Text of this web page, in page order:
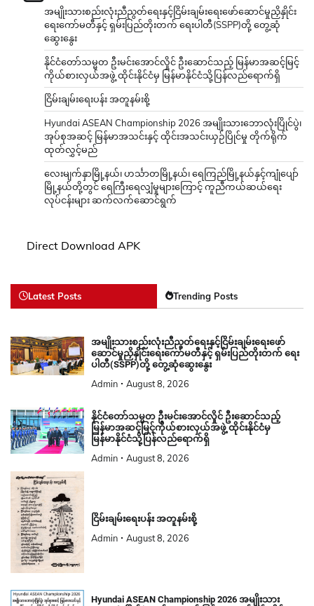
အမျိုးသားစည်းလုံးညီညွတ်ရေးနှင့်ငြိမ်းချမ်းရေးဖော်ဆောင်မှုညှိနှိုင်း
ရေးကော်မတီနှင့် ရှမ်းပြည်တိုးတက် ရေးပါတီ(SSPP)တို့ တွေ့ဆုံ
ဆွေးနွေး
နိုင်ငံတော်သမ္မတ ဦးမင်းအောင်လှိုင် ဦးဆောင်သည့် မြန်မာအဆင့်မြင့်
ကိုယ်စားလှယ်အဖွဲ့ ထိုင်းနိုင်ငံမှ မြန်မာနိုင်ငံသို့ပြန်လည်ရောက်ရှိ
ငြိမ်းချမ်းရေးပန်း အတူနမ်းစို့
Hyundai ASEAN Championship 2026 အမျိုးသားဘောလုံးပြိုင်ပွဲ၊
အုပ်စုအဆင့် မြန်မာအသင်းနှင့် ထိုင်းအသင်းယှဉ်ပြိုင်မှု တိုက်ရိုက်
ထုတ်လွှင့်မည်
လေးမျက်နှာမြို့နယ်၊ ဟင်္သာတမြို့နယ်၊ ရေကြည်မြို့နယ်နှင့်ကျုံပျော်
မြို့နယ်တို့တွင် ရေကြီးရေလျှံမှုများကြောင့် ကူညီကယ်ဆယ်ရေး
လုပ်ငန်းများ ဆက်လက်ဆောင်ရွက်
Direct Download APK
Latest Posts Trending Posts
အမျိုးသားစည်းလုံးညီညွတ်ရေးနှင့်ငြိမ်းချမ်းရေးဖော်
ဆောင်မှုညှိနှိုင်းရေးကော်မတီနှင့် ရှမ်းပြည်တိုးတက် ရေး
ပါတီ(SSPP)တို့ တွေ့ဆုံဆွေးနွေး
Admin August 8, 2026
နိုင်ငံတော်သမ္မတ ဦးမင်းအောင်လှိုင် ဦးဆောင်သည့်
မြန်မာအဆင့်မြင့်ကိုယ်စားလှယ်အဖွဲ့ ထိုင်းနိုင်ငံမှ
မြန်မာနိုင်ငံသို့ပြန်လည်ရောက်ရှိ
Admin August 8, 2026
ငြိမ်းချမ်းရေးပန်း အတူနမ်းစို့
Admin August 8, 2026
Hyundai ASEAN Championship 2026 အမျိုးသား